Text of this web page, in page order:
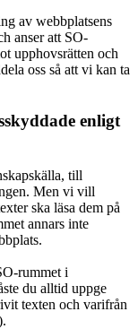
av webbplatsens
anser att SO-
upphovsrätten och
oss så att vi kan ta
enligt
till
Men vi vill
ska läsa dem på
annars inte
rummet i
du alltid uppge
texten och varifrån